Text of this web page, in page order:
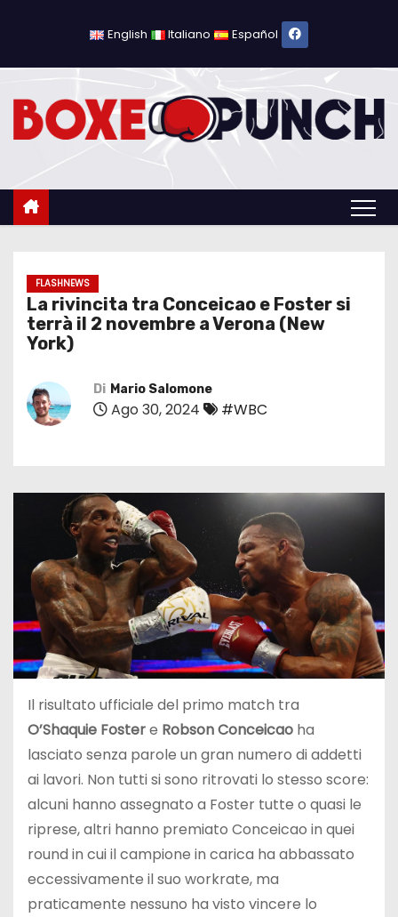
c
English Italiano Español
FLASHNEWS
La rivincita tra Conceicao e Foster si
terrà il 2 novembre a Verona (New
York)
Di Mario Salomone
Ago 30, 2024 #WBC
Il risultato ufficiale del primo match tra
O’Shaquie Fostere Robson Conceicao ha
lasciato senza parole un gran numero di addetti
ai lavori. Non tutti si sono ritrovati lo stesso score:
alcuni hanno assegnato a Foster tutte o quasi le
riprese, altri hanno premiato Conceicao in quei
round in cui il campione in carica ha abbassato
eccessivamente il suo workrate, ma
praticamente nessuno ha visto vincere lo